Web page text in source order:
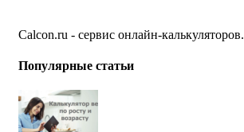
Calcon.ru - сервис онлайн-калькуляторов.
Популярные статьи